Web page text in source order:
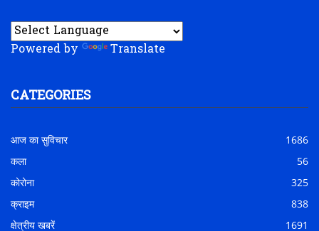
Powered by Translate
CATEGORIES
आज का सुविचार
1686
कला
56
कोरोना
325
क्राइम
838
क्षेत्रीय खबरें
1691